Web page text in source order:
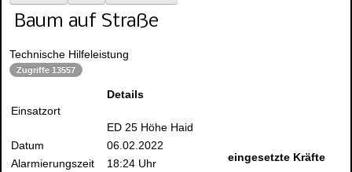
Baum auf Straße
Technische Hilfeleistung
Zugriffe 13557
Einsatzort
Details
ED 25 Höhe Haid
Datum
06.02.2022
Alarmierungszeit
18:24 Uhr
eingesetzte Kräfte